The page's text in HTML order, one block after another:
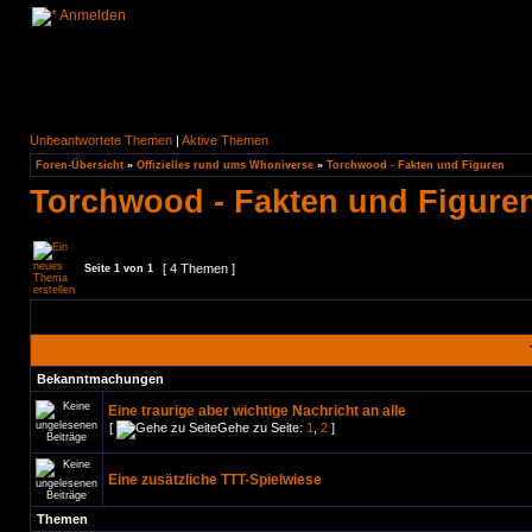
Anmelden
Unbeantwortete Themen | Aktive Themen
Foren-Übersicht » Offizielles rund ums Whoniverse » Torchwood - Fakten und Figuren
Torchwood - Fakten und
Seite 1 von 1 [ 4 Themen ]
Bekanntmachungen
Eine traurige aber wichtige Nachricht an alle
[ Gehe zu Seite: 1 2 ]
Eine zusätzliche TTT-Spielwiese
Themen